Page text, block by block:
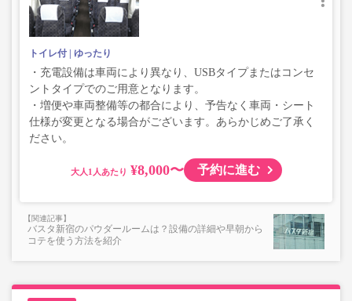
トイレ付 ゆったり
・充電設備は車両により異なり、USBタイプまたはコンセ
ントタイプでのご用意となります。
・増便や車両整備等の都合により、予告なく車両・シート
仕様が変更となる場合がございます。あらかじめご了承く
ださい。
大人 ¥8,000〜 予約に進む
バスタ新宿のパウダールームは？設備の詳細や早朝から
コテを使う方法を紹介